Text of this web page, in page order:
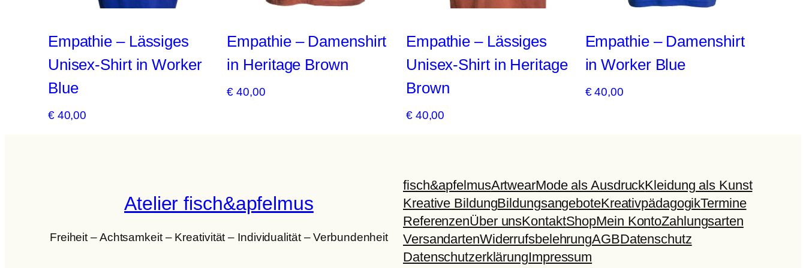
Empathie – Lässiges
Unisex-Shirt in Worker
Blue
€40,00
Empathie – Damenshirt
in Heritage Brown
€ 40,00
Empathie – Lässiges
Unisex-Shirt in Heritage
Brown
€40,00
Empathie – Damenshirt
in Worker Blue
€40,00
Atelier fisch&apfelmus
Freiheit – Achtsamkeit – Kreativität – Individualität – Verbundenheit
fisch&apfelmusArtwearMode als AusdruckKleidung als Kunst
Kreative BildungBildungsangeboteKreativpädagogikTermine
ReferenzenÜber unsKontaktShopMein KontoZahlungsarten
VersandartenWiderrufsbelehrungAGBDatenschutz
DatenschutzerklärungImpressum